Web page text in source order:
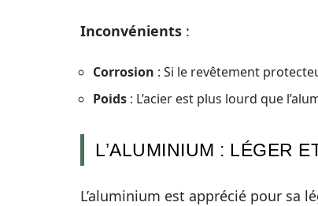
Inconvénients :
Corrosion : Si le revêtement
Poids : L’acier est plus lourd que
L’ALUMINIUM : LÉGER
L’aluminium est apprécié pour sa